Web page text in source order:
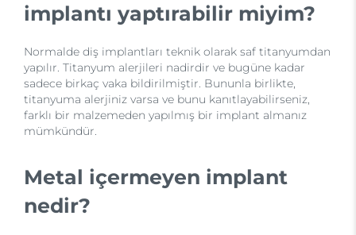
implantı yaptırabilir miyim?
Normalde diş implantları teknik olarak saf titanyumdan
yapılır. Titanyum alerjileri nadirdir ve bugüne kadar
sadece birkaç vaka bildirilmiştir. Bununla birlikte,
titanyuma alerjiniz varsa ve bunu kanıtlayabilirseniz,
farklı bir malzemeden yapılmış bir implant almanız
mümkündür.
Metal içermeyen implant
nedir?